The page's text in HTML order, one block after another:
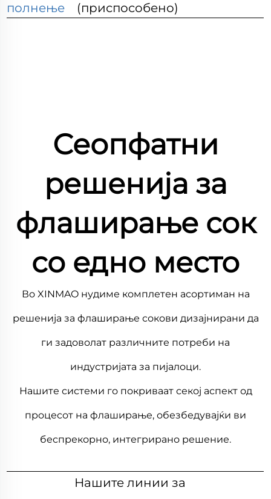
полнење
(приспособено)
Сеопфатни
решенија за
флаширање сок
со едно место
Во XINMAO нудиме комплетен асортиман на
решенија за флаширање сокови дизајнирани да
ги задоволат различните потреби на
индустријата за пијалоци.
Нашите системи го покриваат секој аспект од
процесот на флаширање, обезбедувајќи ви
беспрекорно, интегрирано решение.
Нашите линии за